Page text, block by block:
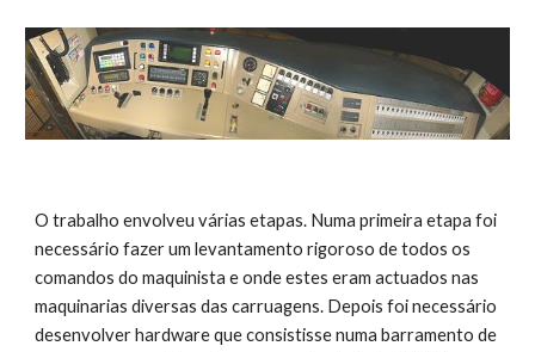
O trabalho envolveu várias etapas. Numa primeira etapa foi
necessário fazer um levantamento rigoroso de todos os
comandos do maquinista e onde estes eram actuados nas
maquinarias diversas das carruagens. Depois foi necessário
desenvolver hardware que consistisse numa barramento de